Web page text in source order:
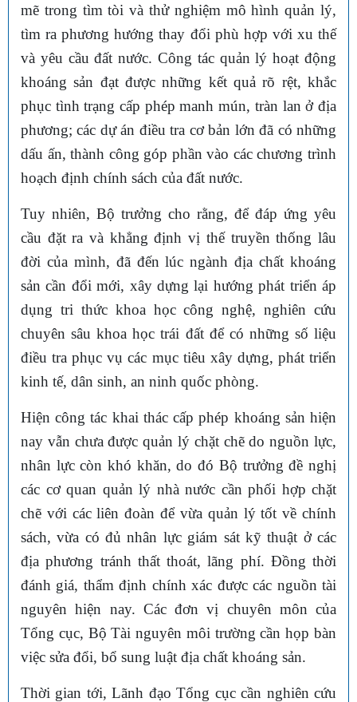
mẽ trong tìm tòi và thử nghiệm mô hình quản lý,
tìm ra phương hướng thay đổi phù hợp với xu thế
và yêu cầu đất nước. Công tác quản lý hoạt động
khoáng sản đạt được những kết quả rõ rệt, khắc
phục tình trạng cấp phép manh mún, tràn lan ở địa
phương; các dự án điều tra cơ bản lớn đã có những
dấu ấn, thành công góp phần vào các chương trình
hoạch định chính sách của đất nước.
Tuy nhiên, Bộ trưởng cho rằng, để đáp ứng yêu
cầu đặt ra và khẳng định vị thế truyền thống lâu
đời của mình, đã đến lúc ngành địa chất khoáng
sản cần đổi mới, xây dựng lại hướng phát triển áp
dụng tri thức khoa học công nghệ, nghiên cứu
chuyên sâu khoa học trái đất để có những số liệu
điều tra phục vụ các mục tiêu xây dựng, phát triển
kinh tế, dân sinh, an ninh quốc phòng.
Hiện công tác khai thác cấp phép khoáng sản hiện
nay vẫn chưa được quản lý chặt chẽ do nguồn lực,
nhân lực còn khó khăn, do đó Bộ trưởng đề nghị
các cơ quan quản lý nhà nước cần phối hợp chặt
chẽ với các liên đoàn để vừa quản lý tốt về chính
sách, vừa có đủ nhân lực giám sát kỹ thuật ở các
địa phương tránh thất thoát, lãng phí. Đồng thời
đánh giá, thẩm định chính xác được các nguồn tài
nguyên hiện nay. Các đơn vị chuyên môn của
Tổng cục, Bộ Tài nguyên môi trường cần họp bàn
việc sửa đổi, bổ sung luật địa chất khoáng sản.
Thời gian tới, Lãnh đạo Tổng cục cần nghiên cứu